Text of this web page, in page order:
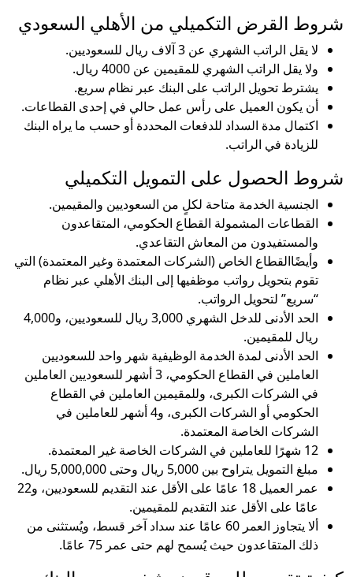
شروط القرض التكميلي من الأهلي السعودي
لا يقل الراتب الشهري عن 3 آلاف ريال للسعوديين.
ولا يقل الراتب الشهري للمقيمين عن 4000 ريال.
يشترط تحويل الراتب على البنك عبر نظام سريع.
أن يكون العميل على رأس عمل حالي في إحدى القطاعات.
اكتمال مدة السداد للدفعات المحددة أو حسب ما يراه البنك
للزيادة في الراتب.
شروط الحصول على التمويل التكميلي
الجنسية الخدمة متاحة لكلٍ من السعوديين والمقيمين.
القطاعات المشمولة القطاع الحكومي، المتقاعدون
والمستفيدون من المعاش التقاعدي.
وأيضًاالقطاع الخاص (الشركات المعتمدة وغير المعتمدة) التي
تقوم بتحويل رواتب موظفيها إلى البنك الأهلي عبر نظام
“سريع” لتحويل الرواتب.
الحد الأدنى للدخل الشهري 3,000 ريال للسعوديين، و4,000
ريال للمقيمين.
الحد الأدنى لمدة الخدمة الوظيفية شهر واحد للسعوديين
العاملين في القطاع الحكومي، 3 أشهر للسعوديين العاملين
في الشركات الكبرى، وللمقيمين العاملين في القطاع
الحكومي أو الشركات الكبرى، و4 أشهر للعاملين في
الشركات الخاصة المعتمدة.
12 شهرًا للعاملين في الشركات الخاصة غير المعتمدة.
مبلغ التمويل يتراوح بين 5,000 ريال وحتى 5,000,000 ريال.
عمر العميل 18 عامًا على الأقل عند التقديم للسعوديين، و22
عامًا على الأقل عند التقديم للمقيمين.
ألا يتجاوز العمر 60 عامًا عند سداد آخر قسط، ويُستثنى من
ذلك المتقاعدون حيث يُسمح لهم حتى عمر 75 عامًا.